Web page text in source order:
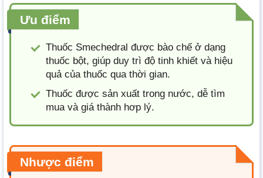
Ưu điểm
Thuốc Smechedral được bào chế ở dạng
thuốc bột, giúp duy trì độ tinh khiết và hiệu
quả của thuốc qua thời gian.
Thuốc được sản xuất trong nước, dễ tìm
mua và giá thành hơp lý.
Nhược điểm